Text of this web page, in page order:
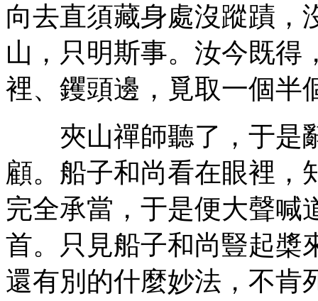
向去直須藏身處沒蹤蹟，
山，只明斯事。汝今既得
裡、钁頭邊，覓取一個半
夾山禪師聽了，于是
顧。船子和尚看在眼裡，
完全承當，于是便大聲喊
首。只見船子和尚豎起槳
還有別的什麼妙法，不肯